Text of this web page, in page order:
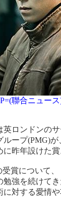
聯合ニュース
ロンドンの
ープ(PMG)
昨年設けた賞
賞について
強を続けて
対する愛情